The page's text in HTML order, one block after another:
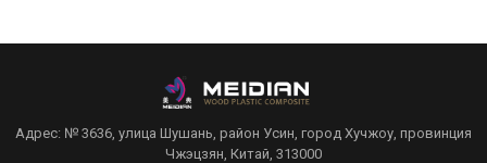
Адрес: № 3636, улица Шушань, район Усин, город Хучжоу, провинция
Чжэцзян, Китай, 313000